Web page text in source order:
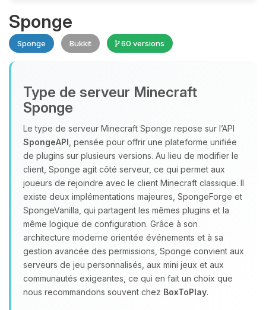
Sponge
Sponge Bukkit 60 versions
Type de serveur Minecraft
Sponge
Le type de serveur Minecraft Sponge repose sur l’API
SpongeAPI , pensée pour offrir une plateforme unifiée
de plugins sur plusieurs versions. Au lieu de modifier le
client, Sponge agit côté serveur, ce qui permet aux
joueurs de rejoindre avec le client Minecraft classique. Il
existe deux implémentations majeures, SpongeForge et
SpongeVanilla, qui partagent les mêmes plugins et la
même logique de configuration. Grâce à son
architecture moderne orientée événements et à sa
gestion avancée des permissions, Sponge convient aux
serveurs de jeu personnalisés, aux mini jeux et aux
communautés exigeantes, ce qui en fait un choix que
nous recommandons souvent chez BoxToPlay.
Youpi, enfin quelqu’un pour me
parler ! Moi c’est Choupy, ton petit
assistant BoxToPlay. Dis-moi ce dont
tu as besoin et je vais remuer mes
petits circuits pour t’aider.
06/08/2026 à 01:14